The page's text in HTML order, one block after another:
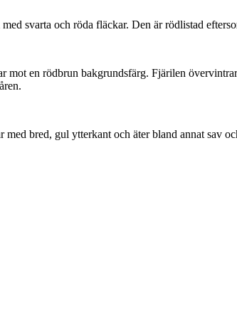
svarta och röda fläckar. Den är rödlistad
en rödbrun bakgrundsfärg. Fjärilen
bred, gul ytterkant och äter bland annat sav